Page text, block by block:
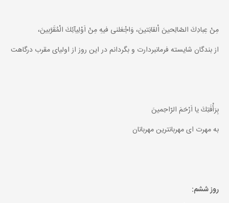
مِنْ عِبادِكَ الصّالِحينَ اْلقانِتينَ، وَاجْعَلنى فيهِ مِنْ اَوْلِيآئِكَ الْمُقَرَّبينَ،
از بندگان شايسته فرمانبردارت و بگردانم در اين روز از اولياى مقرب درگاهت
بِرَأْفَتِكَ يا اَرْحَمَ الرّاحِمينَ
به مهرت اى مهربانترين مهربانان
روز ششم: